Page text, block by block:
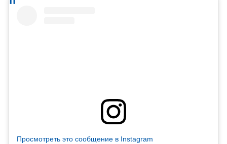
Просмотреть это сообщение в Instagram